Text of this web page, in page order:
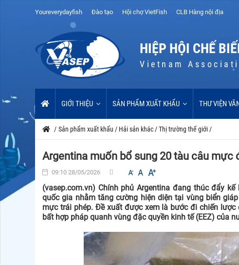
Youreverydayfish Đào tạo Hội chợ VietFish CLB Hàng nội địa
HIỆP HỘI CHẾ
Vietnam
GIỚI THIỆU SẢN PHẨM XUẤT KHẨU THƯ VIỆN
/ Sản phẩm xuất khẩu / Hải sản khác /Thị trường thế giới /
Argentina muốn bổ sung 20 tàu câu mực
09:10 28/05/2026
(vasep.com.vn) Chính phủ Argentina đang thúc đẩy
quốc gia nhằm tăng cường hiện diện tại vùng biển
mực trái phép. Đề xuất được xem là bước đi chiến
bất hợp pháp quanh vùng đặc quyền kinh tế (EEZ) của